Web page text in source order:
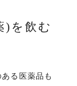
)を飲む
る医薬品も